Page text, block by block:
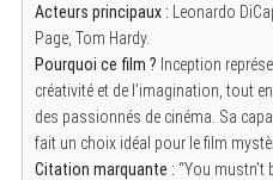
Acteurs principaux : Leonardo
Page, Tom Hardy.
Pourquoi ce film ? Inception
créativité et de l’imagination, tout
des passionnés de cinéma. Sa
fait un choix idéal pour le film
Citation marquante : “You mustn’t